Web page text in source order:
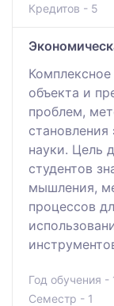
Кредитов - 5
объекта и
проблем,
науки. Цель
студентов
мышления,
процессов
Год обучения -
Семестр - 1